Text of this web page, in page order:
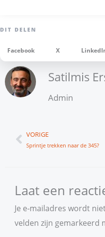
Facebook X
Satilmis
Admin
Vorige
VORIGE
Sprintje trekken naar de 345?
Laat een
Je e-mailadres wordt
velden zijn gemarkeerd